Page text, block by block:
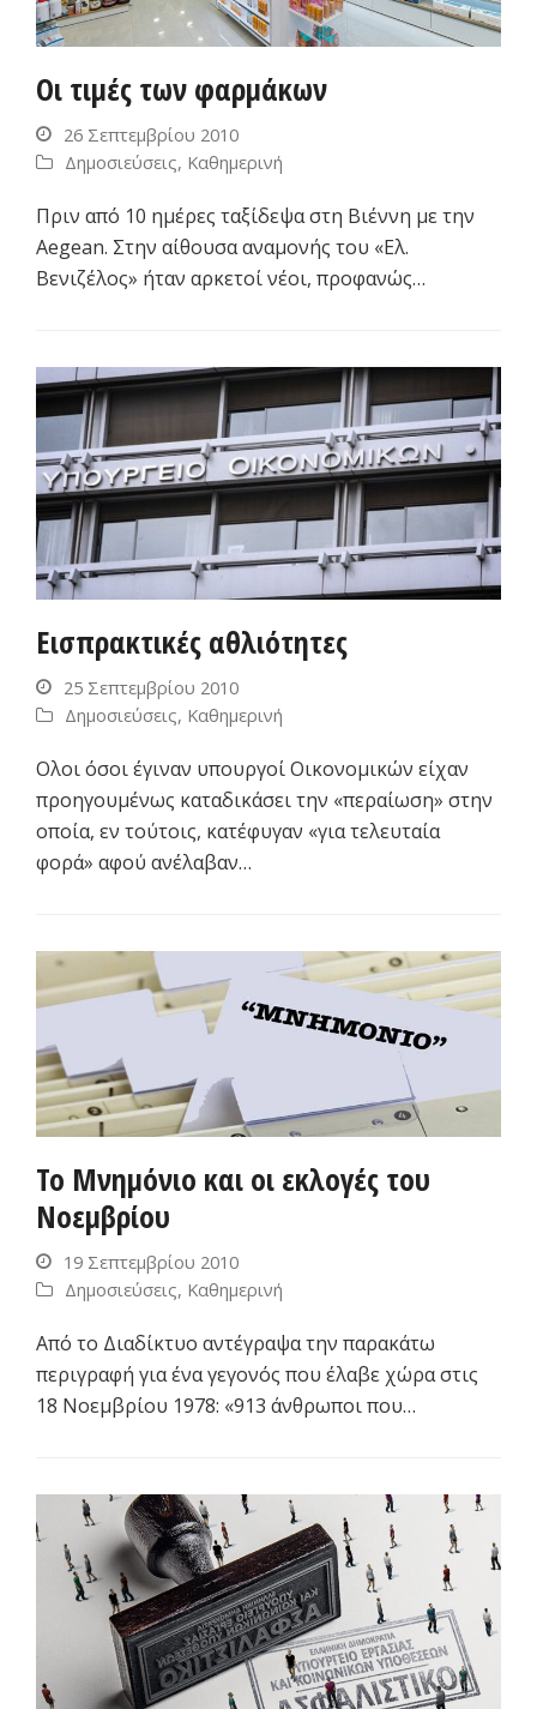
Οι τιμές των φαρμάκων
26 Σεπτεμβρίου 2010
Δημοσιεύσεις, Καθημερινή
Πριν από 10 ημέρες ταξίδεψα στη Βιέννη με την
Aegean. Στην αίθουσα αναμονής του «Ελ.
Βενιζέλος» ήταν αρκετοί νέοι, προφανώς…
Εισπρακτικές αθλιότητες
25 Σεπτεμβρίου 2010
Δημοσιεύσεις, Καθημερινή
Ολοι όσοι έγιναν υπουργοί Οικονομικών είχαν
προηγουμένως καταδικάσει την «περαίωση» στην
οποία, εν τούτοις, κατέφυγαν «για τελευταία
φορά» αφού ανέλαβαν…
Το Μνημόνιο και οι εκλογές του
Νοεμβρίου
19 Σεπτεμβρίου 2010
Δημοσιεύσεις, Καθημερινή
Από το Διαδίκτυο αντέγραψα την παρακάτω
περιγραφή για ένα γεγονός που έλαβε χώρα στις
18 Νοεμβρίου 1978: «913 άνθρωποι που…